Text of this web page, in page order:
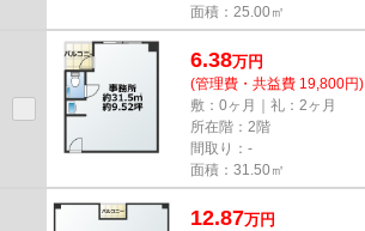
面積：25.00㎡
6.38万円
(管理費・共益費 19,800円)
敷：0ヶ月｜礼：2ヶ月
所在階：2階
間取り：-
面積：31.50㎡
12.87万円